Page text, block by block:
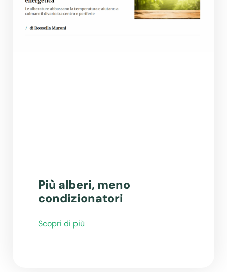
Più alberi, meno
condizionatori
Scopri di più